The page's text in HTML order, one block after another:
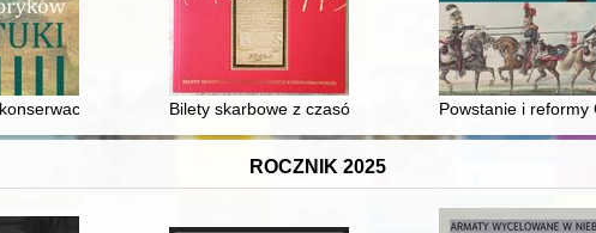
Greisera i rola obrońców w powojennych rozliczeniach przed sądami
zabytków, historia sztuki i architektura : naukowe badania dla
Bilety skarbowe z czasów insurekcji kościuszkowskiej z
Powstanie i reformy
ROCZNIK 2025